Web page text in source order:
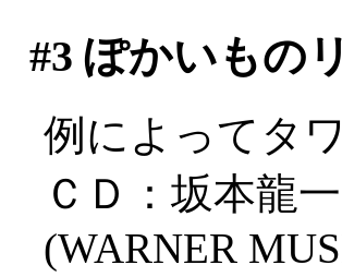
#3 ぽかいもの
例によってタ
ＣＤ：坂本龍
(WARNER